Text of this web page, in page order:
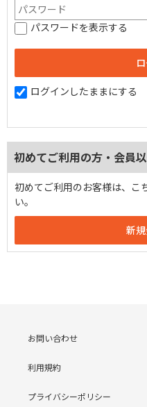
パスワードを表示する
ログインしたままにする
初めてご利用の方・会員
初めてご利用のお客様は、こ
い。
お問い合わせ
利用規約
プライバシーポリシー